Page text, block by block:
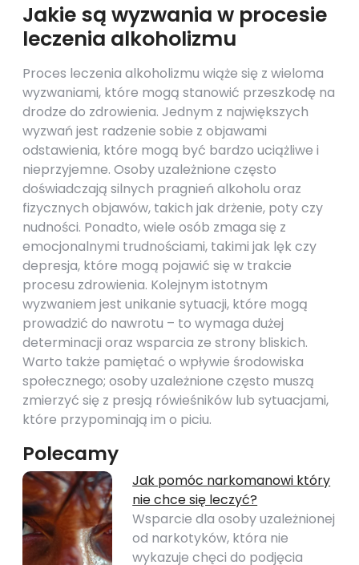
Jakie są wyzwania w procesie
leczenia alkoholizmu
Proces leczenia alkoholizmu wiąże się z wieloma
wyzwaniami, które mogą stanowić przeszkodę na
drodze do zdrowienia. Jednym z największych
wyzwań jest radzenie sobie z objawami
odstawienia, które mogą być bardzo uciążliwe i
nieprzyjemne. Osoby uzależnione często
doświadczają silnych pragnień alkoholu oraz
fizycznych objawów, takich jak drżenie, poty czy
nudności. Ponadto, wiele osób zmaga się z
emocjonalnymi trudnościami, takimi jak lęk czy
depresja, które mogą pojawić się w trakcie
procesu zdrowienia. Kolejnym istotnym
wyzwaniem jest unikanie sytuacji, które mogą
prowadzić do nawrotu – to wymaga dużej
determinacji oraz wsparcia ze strony bliskich.
Warto także pamiętać o wpływie środowiska
społecznego; osoby uzależnione często muszą
zmierzyć się z presją rówieśników lub sytuacjami,
które przypominają im o piciu.
Polecamy
Jak pomóc narkomanowi który
nie chce się leczyć?
Wsparcie dla osoby uzależnionej
od narkotyków, która nie
wykazuje chęci do podjęcia